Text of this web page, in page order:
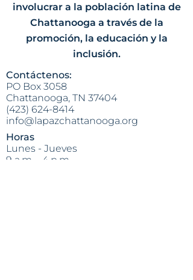
involucrar a la población latina de
Chattanooga a través de la
promoción, la educación y la
inclusión.
Contáctenos:
PO Box 3058
Chattanooga, TN 37404
(423) 624-8414
info@lapazchattanooga.org
Horas
Lunes - Jueves
9 a.m. - 4 p.m.